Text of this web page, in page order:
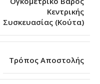
Κεντρικής
Συσκευασίας (Κούτα)
Τρόπος Αποστολής